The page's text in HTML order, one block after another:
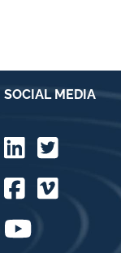
SOCIAL MEDIA